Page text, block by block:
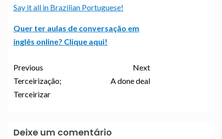
Say it all in Brazilian Portuguese!
Quer ter aulas de conversação em
inglês online? Clique aqui!
Previous
Terceirização;
Terceirizar
Next
A done deal
Deixe um comentário